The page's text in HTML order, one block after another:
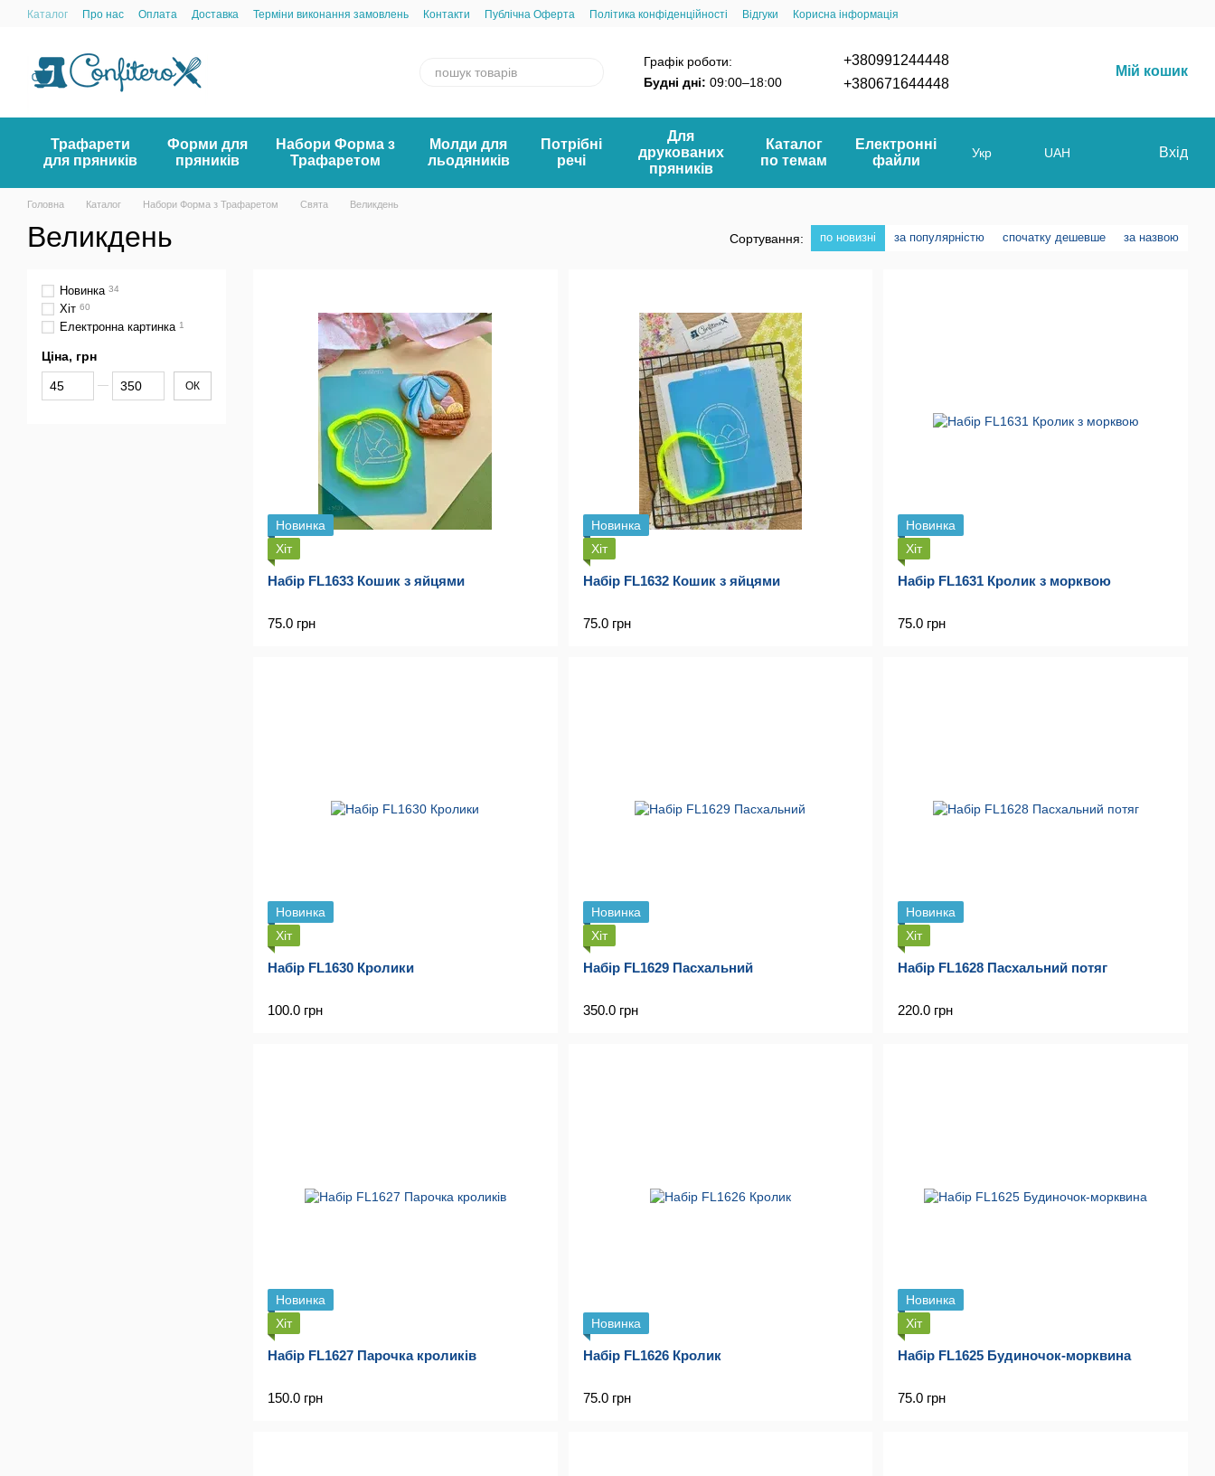
Перейти до основного контенту
Каталог Про нас Оплата Доставка Терміни виконання замовлень Контакти Публічна Оферта Політика конфіденційності Відгуки Корисна інформація
Графік роботи:
Будні дні: 09:00–18:00
+380991244448
+380671644448
Мій кошик
Трафарети
для пряників
Форми для
пряників
Набори Форма з
Трафаретом
Молди для
льодяників
Потрібні
речі
Для
друкованих
пряників
Каталог
по темам
Електронні
файли
Укр UAH Вхід
Головна Каталог Набори Форма з Трафаретом Свята Великдень
Великдень Сортування: по новизні за популярністю спочатку дешевше за назвою
Новинка
Хіт
Набір FL1633 Кошик з яйцями
75.0 грн
Новинка
Хіт
Набір FL1632 Кошик з яйцями
75.0 грн
Новинка
Хіт
Набір FL1631 Кролик з морквою
75.0 грн
Новинка
Хіт
Набір FL1630 Кролики
100.0 грн
Новинка
Хіт
Набір FL1629 Пасхальний
350.0 грн
Новинка
Хіт
Набір FL1628 Пасхальний потяг
220.0 грн
Новинка
Хіт
Набір FL1627 Парочка кроликів
150.0 грн
Новинка
Набір FL1626 Кролик
75.0 грн
Новинка
Хіт
Набір FL1625 Будиночок-морквина
75.0 грн
Новинка 34
Хіт 60
Електронна картинка 1
Ціна, грн
Від Ціна, грн
До Ціна, грн ОК